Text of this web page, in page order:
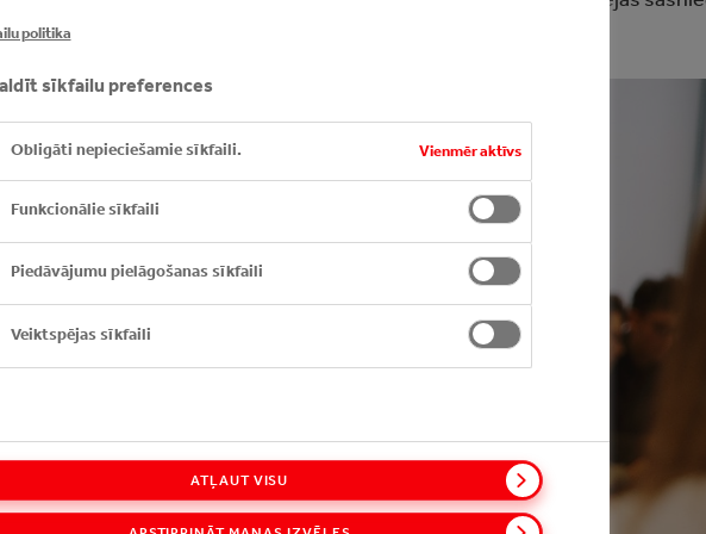
jauniešus un palīdzot realizēt savu potenciālu.
politika
sīkfailu preferences
Obligāti nepieciešamie sīkfaili. Vienmēr aktīvs
Funkcionālie sīkfaili
Piedāvājumu pielāgošanas sīkfaili
Veiktspējas sīkfaili
ATĻAUT VISU